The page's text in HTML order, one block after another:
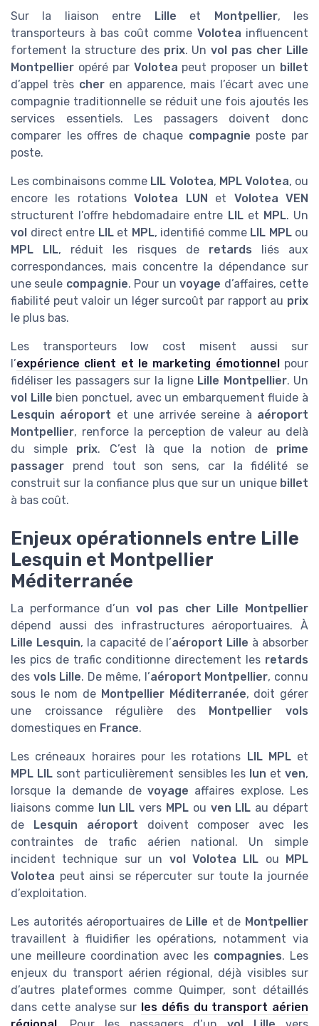
Sur la liaison entre Lille et Montpellier, les
transporteurs à bas coût comme Volotea influencent
fortement la structure des prix. Unvol pas cher Lille
Montpellier opéré par Volotea peut proposer un billet
d’appel très cheren apparence, mais l’écart avec une
compagnie traditionnelle se réduit une fois ajoutés les
services essentiels. Les passagers doivent donc
comparer les offres de chaque compagnie poste par
poste.
Les combinaisons comme LIL Volotea, MPL Volotea, ou
encore les rotationsVolotea LUN et Volotea VEN
structurent l’offre hebdomadaire entre LILet MPL. Un
vol direct entre LILet MPL, identifié comme LIL MPLou
MPL LIL, réduit les risques de retards liés aux
correspondances, mais concentre la dépendance sur
une seule compagnie. Pour unvoyage d’affaires, cette
fiabilité peut valoir un léger surcoût par rapport au prix
le plus bas.
Les transporteurs low cost misent aussi sur
l’expérience client et le marketing émotionnelpour
fidéliser les passagers sur la ligne Lille Montpellier. Un
vol Lille bien ponctuel, avec un embarquement fluide à
Lesquin aéroport et une arrivée sereine à aéroport
Montpellier, renforce la perception de valeur au delà
du simple prix. C’est là que la notion de prime
passager prend tout son sens, car la fidélité se
construit sur la confiance plus que sur un unique billet
à bas coût.
Enjeux opérationnels entre Lille
Lesquin et Montpellier
Méditerranée
La performance d’un vol pas cher Lille Montpellier
dépend aussi des infrastructures aéroportuaires. À
Lille Lesquin, la capacité de l’aéroport Lille à absorber
les pics de trafic conditionne directement les retards
des vols Lille. De même, l’aéroport Montpellier, connu
sous le nom de Montpellier Méditerranée, doit gérer
une croissance régulière des Montpellier vols
domestiques en France.
Les créneaux horaires pour les rotations LIL MPLet
MPL LIL sont particulièrement sensibles les lun et ven,
lorsque la demande devoyage affaires explose. Les
liaisons comme lun LIL vers MPL ou ven LIL au départ
de Lesquin aéroport doivent composer avec les
contraintes de trafic aérien national. Un simple
incident technique sur un vol Volotea LIL ou MPL
Volotea peut ainsi se répercuter sur toute la journée
d’exploitation.
Les autorités aéroportuaires de Lille et de Montpellier
travaillent à fluidifier les opérations, notamment via
une meilleure coordination avec les compagnies. Les
enjeux du transport aérien régional, déjà visibles sur
d’autres plateformes comme Quimper, sont détaillés
dans cette analyse sur les défis du transport aérien